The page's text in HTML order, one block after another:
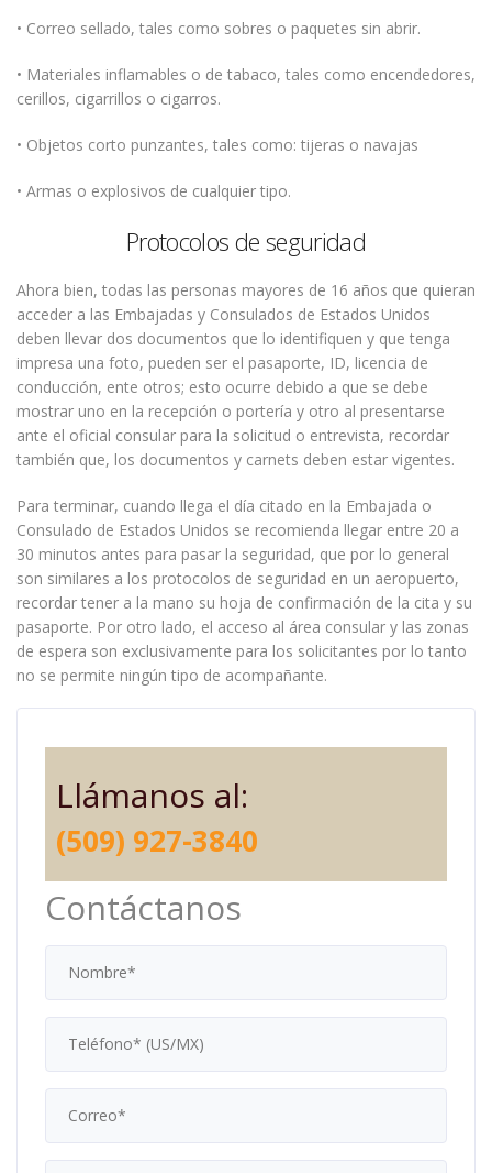
• Correo sellado, tales como sobres o paquetes sin abrir.
• Materiales inflamables o de tabaco, tales como encendedores,
cerillos, cigarrillos o cigarros.
• Objetos corto punzantes, tales como: tijeras o navajas
• Armas o explosivos de cualquier tipo.
Protocolos de seguridad
Ahora bien, todas las personas mayores de 16 años que quieran
acceder a las Embajadas y Consulados de Estados Unidos
deben llevar dos documentos que lo identifiquen y que tenga
impresa una foto, pueden ser el pasaporte, ID, licencia de
conducción, ente otros; esto ocurre debido a que se debe
mostrar uno en la recepción o portería y otro al presentarse
ante el oficial consular para la solicitud o entrevista, recordar
también que, los documentos y carnets deben estar vigentes.
Para terminar, cuando llega el día citado en la Embajada o
Consulado de Estados Unidos se recomienda llegar entre 20 a
30 minutos antes para pasar la seguridad, que por lo general
son similares a los protocolos de seguridad en un aeropuerto,
recordar tener a la mano su hoja de confirmación de la cita y su
pasaporte. Por otro lado, el acceso al área consular y las zonas
de espera son exclusivamente para los solicitantes por lo tanto
no se permite ningún tipo de acompañante.
Llámanos al:
(509) 927-3840
Contáctanos